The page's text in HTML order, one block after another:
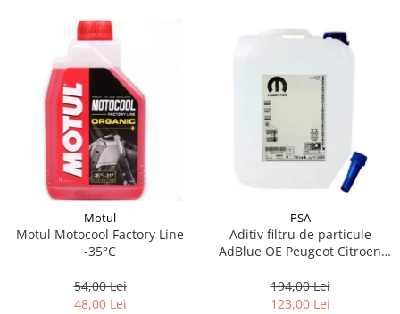
Motul
Motul Motocool Factory Line
-35°C
54,00 Lei
48,00 Lei
PSA
Aditiv filtru de particule
AdBlue OE Peugeot Citroen
194,00 Lei
123,00 Lei